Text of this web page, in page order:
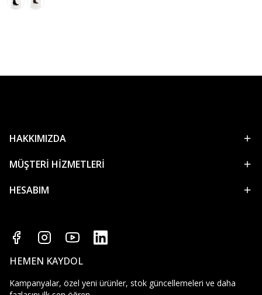
HAKKIMIZDA
MÜŞTERİ HİZMETLERİ
HESABIM
HEMEN KAYDOL
Kampanyalar, özel yeni ürünler, stok güncellemeleri ve daha